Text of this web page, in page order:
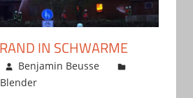
IN SCHWARME
Benjamin Beusse
Blender